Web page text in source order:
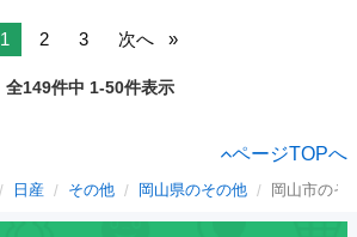
1 2 3 次へ
全149件中 1-50件表示
ページTOPへ
日産 その他 岡山県のその他 岡山市のそ